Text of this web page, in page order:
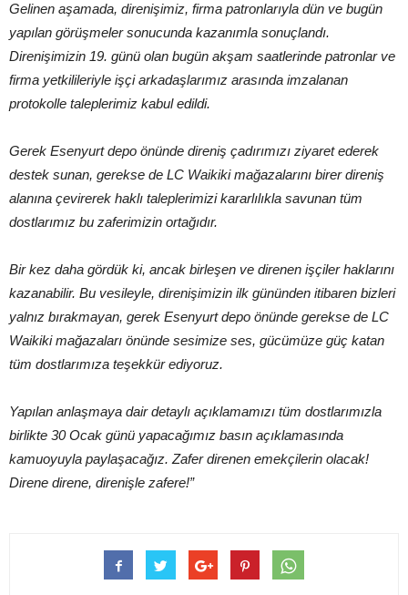
Gelinen aşamada, direnişimiz, firma patronlarıyla dün ve bugün
yapılan görüşmeler sonucunda kazanımla sonuçlandı.
Direnişimizin 19. günü olan bugün akşam saatlerinde patronlar ve
firma yetkilileriyle işçi arkadaşlarımız arasında imzalanan
protokolle taleplerimiz kabul edildi.
Gerek Esenyurt depo önünde direniş çadırımızı ziyaret ederek
destek sunan, gerekse de LC Waikiki mağazalarını birer direniş
alanına çevirerek haklı taleplerimizi kararlılıkla savunan tüm
dostlarımız bu zaferimizin ortağıdır.
Bir kez daha gördük ki, ancak birleşen ve direnen işçiler haklarını
kazanabilir. Bu vesileyle, direnişimizin ilk gününden itibaren bizleri
yalnız bırakmayan, gerek Esenyurt depo önünde gerekse de LC
Waikiki mağazaları önünde sesimize ses, gücümüze güç katan
tüm dostlarımıza teşekkür ediyoruz.
Yapılan anlaşmaya dair detaylı açıklamamızı tüm dostlarımızla
birlikte 30 Ocak günü yapacağımız basın açıklamasında
kamuoyuyla paylaşacağız. Zafer direnen emekçilerin olacak!
Direne direne, direnişle zafere!”